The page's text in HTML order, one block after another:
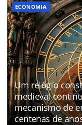
ECONOMIA
Um relógio
medieval
mecanismo de
centenas de